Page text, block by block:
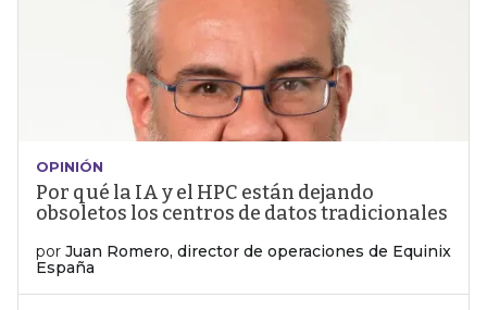
OPINIÓN
Por qué la IA y el HPC están dejando
obsoletos los centros de datos tradicionales
por Juan Romero, director de operaciones de Equinix
España